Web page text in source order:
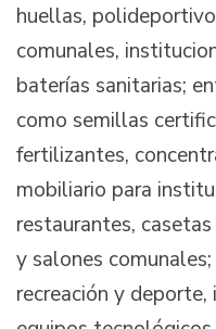
huellas,
comunales,
baterías sanitarias;
como semillas
fertilizantes,
mobiliario para
restaurantes,
y salones
recreación y